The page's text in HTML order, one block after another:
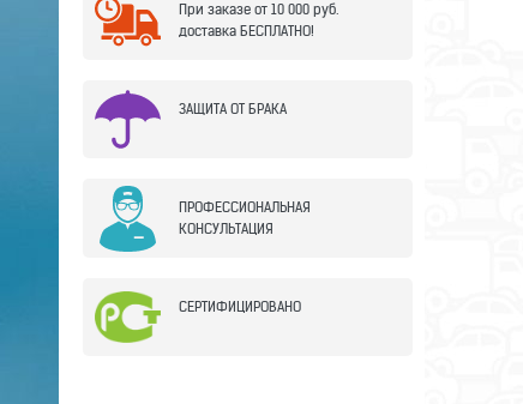
При заказе от 10 000 руб.
доставка БЕСПЛАТНО!
ЗАЩИТА ОТ БРАКА
ПРОФЕССИОНАЛЬНАЯ
КОНСУЛЬТАЦИЯ
СЕРТИФИЦИРОВАНО